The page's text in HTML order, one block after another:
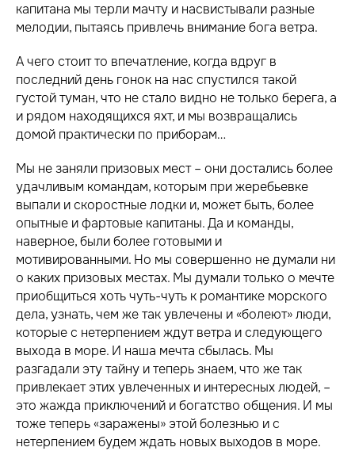
капитана мы терли мачту и насвистывали разные
мелодии, пытаясь привлечь внимание бога ветра.
А чего стоит то впечатление, когда вдруг в
последний день гонок на нас спустился такой
густой туман, что не стало видно не только берега, а
и рядом находящихся яхт, и мы возвращались
домой практически по приборам…
Мы не заняли призовых мест – они достались более
удачливым командам, которым при жеребьевке
выпали и скоростные лодки и, может быть, более
опытные и фартовые капитаны. Да и команды,
наверное, были более готовыми и
мотивированными. Но мы совершенно не думали ни
о каких призовых местах. Мы думали только о мечте
приобщиться хоть чуть-чуть к романтике морского
дела, узнать, чем же так увлечены и «болеют» люди,
которые с нетерпением ждут ветра и следующего
выхода в море. И наша мечта сбылась. Мы
разгадали эту тайну и теперь знаем, что же так
привлекает этих увлеченных и интересных людей, –
это жажда приключений и богатство общения. И мы
тоже теперь «заражены» этой болезнью и с
нетерпением будем ждать новых выходов в море.